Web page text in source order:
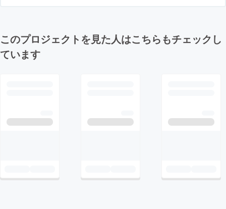
このプロジェクトを見た人はこちらもチェックし
ています